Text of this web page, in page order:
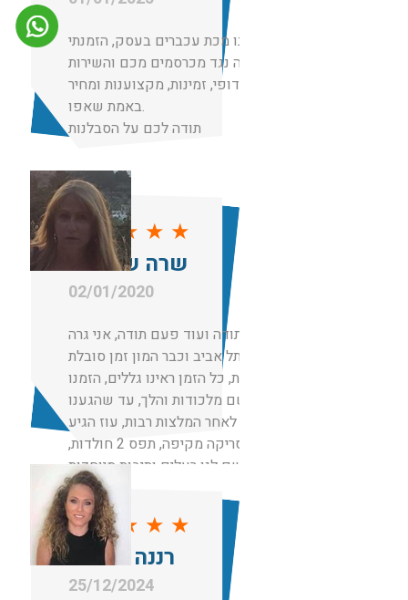
הייתה לנו מכת עכברים בעסק, הזמנתי
הדברה נגד מכרסמים מכם והשירות
היה ללא דופי, זמינות, מקצוענות ומחיר
באמת שאפו.
תודה לכם על הסבלנות
★ ★★ ★ ★
שרה שם טוב
02/01/2020
תודה תודה ועוד פעם תודה, אני גרה
בתל אביב וכבר המון זמן סובלת
מחולדות, כל הזמן ראינו גללים, הזמנו
מדביר שם מלכודות והלך, עד שהגענו
אליכם לאחר המלצות רבות, עוז הגיע
עשה סריקה מקיפה, תפס 2 חולדות,
שם לנו רעלים ותיבות מיוחדות
למכרסמים, בנוסף גם שם רעל בביוב.
שירות פשוט מקצועי אמליץ עליכם
לכל מי שאני מכירה
תודה
★★★ ★ ★
רננה מועלם
25/12/2024